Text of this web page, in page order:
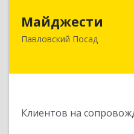
Майджести
Павловский Посад
Клиентов на
142502, Московская
н, Павловский